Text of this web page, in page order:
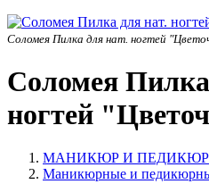
Соломея Пилка для нат. ногтей
Соломея
ногтей
МАНИКЮР И ПЕДИКЮР
Маникюрные и